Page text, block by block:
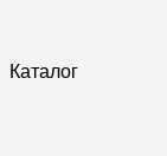
Каталог